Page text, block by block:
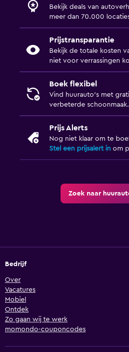
Bekijk deals van
meer dan 70.000
Prijstransparantie
Bekijk de totale kosten
niet voor verrassingen
Boek flexibel
Vind huurauto's met
verbeterde schoonmaak.
Prijs Alerts
Nog niet klaar om te
Stel een prijsalert in om
Zoek naar
Bedrijf
Over
Vacatures
Mobiel
Ontdek
Zo gaan wij te werk
momondo-couponcodes